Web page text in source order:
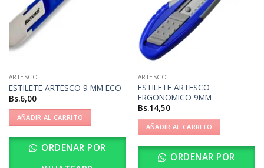
ARTESCO
ESTILETE ARTESCO 9 MM ECO
Bs.6,00
AÑADIR AL CARRITO
ORDENAR POR
ARTESCO
ESTILETE ARTESCO
ERGONOMICO 9MM
Bs.14,50
AÑADIR AL CARRITO
ORDENAR POR